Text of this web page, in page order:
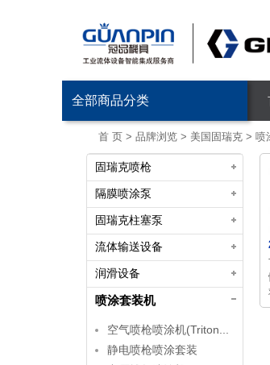
全部商品分类
首 页 > 品牌浏览 > 美国固瑞克 > 喷
固瑞克喷枪
隔膜喷涂泵
固瑞克柱塞泵
流体输送设备
润滑设备
喷涂套装机
空气喷枪喷涂机(Triton...
静电喷枪喷涂套装